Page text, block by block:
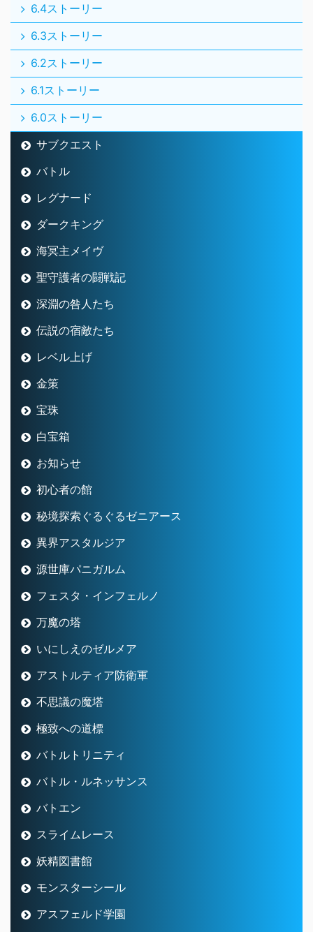
6.4ストーリー
6.3ストーリー
6.2ストーリー
6.1ストーリー
6.0ストーリー
サブクエスト
バトル
レグナード
ダークキング
海冥主メイヴ
聖守護者の闘戦記
深淵の咎人たち
伝説の宿敵たち
レベル上げ
金策
宝珠
白宝箱
お知らせ
初心者の館
秘境探索ぐるぐるゼニアース
異界アスタルジア
源世庫パニガルム
フェスタ・インフェルノ
万魔の塔
いにしえのゼルメア
アストルティア防衛軍
不思議の魔塔
極致への道標
バトルトリニティ
バトル・ルネッサンス
バトエン
スライムレース
妖精図書館
モンスターシール
アスフェルド学園